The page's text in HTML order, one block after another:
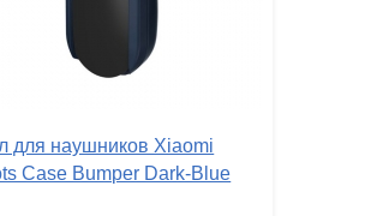
для наушников Xiaomi
Case Bumper Dark-Blue